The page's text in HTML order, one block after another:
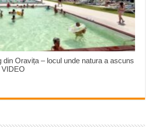
din Oravița – locul unde natura a ascuns
VIDEO